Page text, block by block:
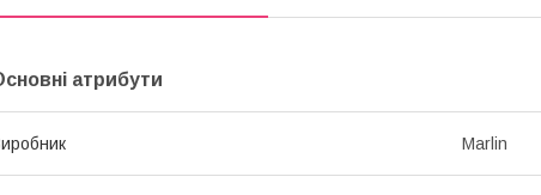
атрибути
Marlin